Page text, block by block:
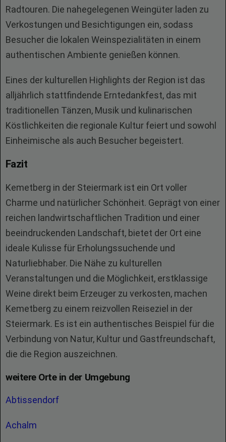
Radtouren. Die nahegelegenen Weingüter laden zu
Verkostungen und Besichtigungen ein, sodass
Besucher die lokalen Weinspezialitäten in einem
authentischen Ambiente genießen können.
Eines der kulturellen Highlights der Region ist das
alljährlich stattfindende Erntedankfest, das mit
traditionellen Tänzen, Musik und kulinarischen
Köstlichkeiten die regionale Kultur feiert und sowohl
Einheimische als auch Besucher begeistert.
Fazit
Kemetberg in der Steiermark ist ein Ort voller
Charme und natürlicher Schönheit. Geprägt von einer
reichen landwirtschaftlichen Tradition und einer
beeindruckenden Landschaft, bietet der Ort eine
ideale Kulisse für Erholungssuchende und
Naturliebhaber. Die Nähe zu kulturellen
Veranstaltungen und die Möglichkeit, erstklassige
Weine direkt beim Erzeuger zu verkosten, machen
Kemetberg zu einem reizvollen Reiseziel in der
Steiermark. Es ist ein authentisches Beispiel für die
Verbindung von Natur, Kultur und Gastfreundschaft,
die die Region auszeichnen.
weitere Orte in der Umgebung
Abtissendorf
Achalm